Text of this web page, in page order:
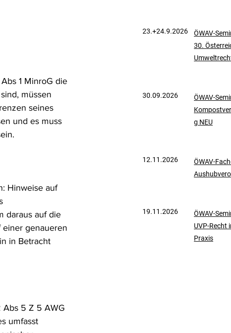
Völkerrecht
1 MinroG die
müssen
seines
und es muss
Hinweise auf
daraus auf die
einer genaueren
in Betracht
Abs 5 Z 5 AWG
umfasst
23.+24.9.2026
ÖWAV-
30.
30.09.2026
ÖWAV-
g NEU
12.11.2026
ÖWAV-
19.11.2026
ÖWAV-
UVP-Recht
Praxis